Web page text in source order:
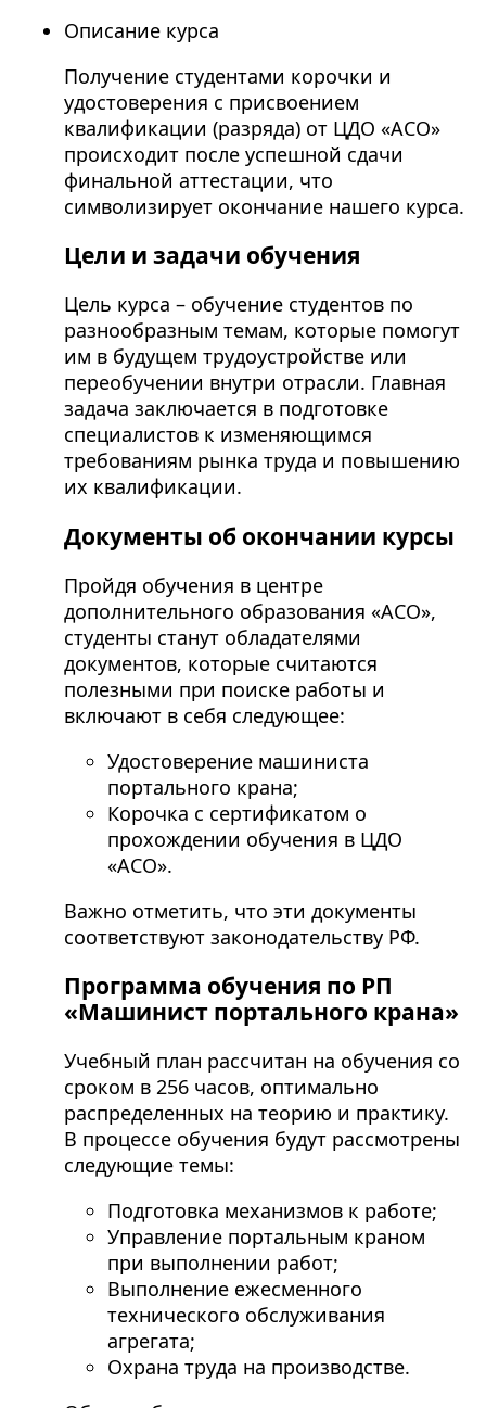
Описание курса
Получение студентами корочки и
удостоверения с присвоением
квалификации (разряда) от ЦДО «АСО»
происходит после успешной сдачи
финальной аттестации, что
символизирует окончание нашего курса.
Цели и задачи обучения
Цель курса – обучение студентов по
разнообразным темам, которые помогут
им в будущем трудоустройстве или
переобучении внутри отрасли. Главная
задача заключается в подготовке
специалистов к изменяющимся
требованиям рынка труда и повышению
их квалификации.
Документы об окончании курсы
Пройдя обучения в центре
дополнительного образования «АСО»,
студенты станут обладателями
документов, которые считаются
полезными при поиске работы и
включают в себя следующее:
Удостоверение машиниста
портального крана;
Корочка с сертификатом о
прохождении обучения в ЦДО
«АСО».
Важно отметить, что эти документы
соответствуют законодательству РФ.
Программа обучения по РП
«Машинист портального крана»
Учебный план рассчитан на обучения со
сроком в 256 часов, оптимально
распределенных на теорию и практику.
В процессе обучения будут рассмотрены
следующие темы:
Подготовка механизмов к работе;
Управление портальным краном
при выполнении работ;
Выполнение ежесменного
технического обслуживания
агрегата;
Охрана труда на производстве.